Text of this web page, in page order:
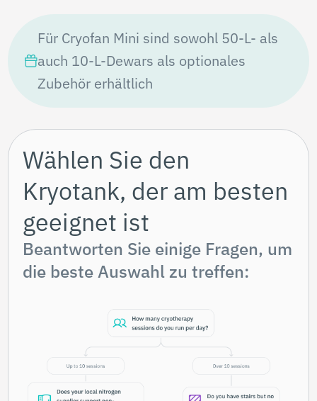
Wellness-Hubs und
Rehabilitationszentren.
Fassungsvermögen:
beliebtesten)
Verdampfungsrate:
Nachfüllen:
Vor Ort – Zeitplan abhängig von
Ihrem Lieferanten
Platzierung:
Vom Flüssigstickstofflieferanten
gekauft oder gemietet